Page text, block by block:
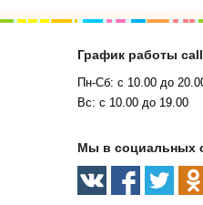
График работы
Пн-Сб: с 10.00 до
Вс: с 10.00 до 19.00
Мы в социальных